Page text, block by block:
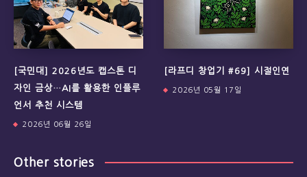
[국민대] 2026년도 캡스톤 디
자인 금상…AI를 활용한 인플루
언서 추천 시스템
2026년 06월 26일
[라프디 창업기 #69] 시절인연
2026년 05월 17일
Other stories